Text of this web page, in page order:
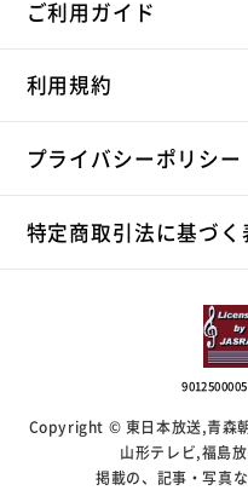
ご利用ガイド
利用規約
プライバシーポリシー
特定商取引法に基づく
Copyright © 東日本放送,青森
山形テレビ,福島
掲載の、記事・写真